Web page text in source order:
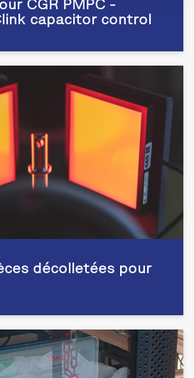
CGR PMPC -
capacitor control
décolletées pour